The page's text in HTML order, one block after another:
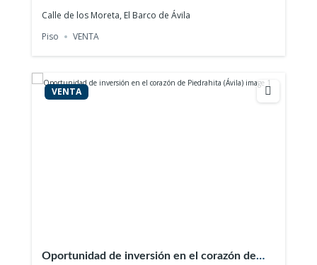
Calle de los Moreta, El Barco de Ávila
Piso
VENTA
VENTA
Oportunidad de inversión en el corazón de